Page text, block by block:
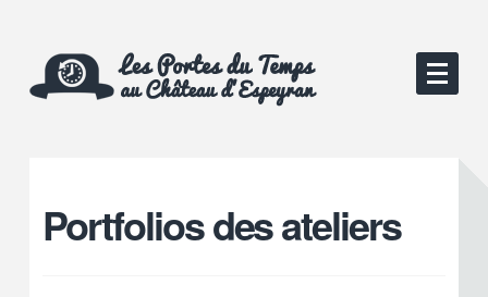
Portfolios des ateliers